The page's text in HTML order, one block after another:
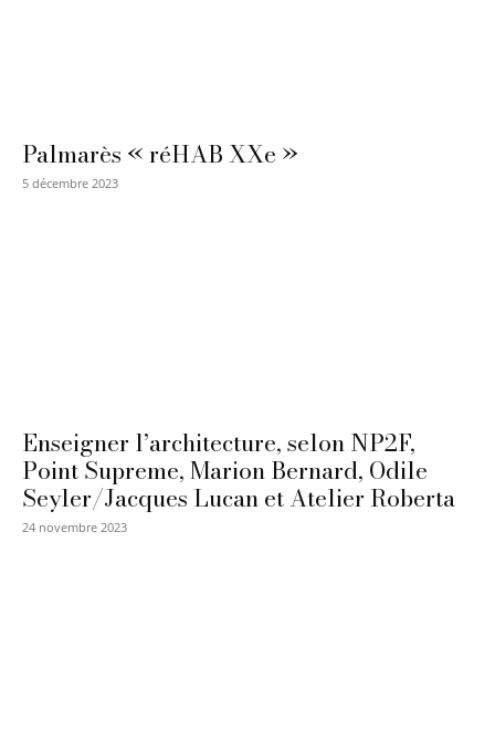
Palmarès « réHAB XXe »
5 décembre 2023
Enseigner l’architecture, selon NP2F,
Point Supreme, Marion Bernard, Odile
Seyler/Jacques Lucan et Atelier Roberta
24 novembre 2023